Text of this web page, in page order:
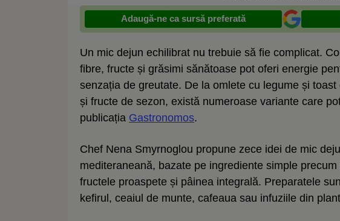
Adaugă-ne ca sursă preferată
Un mic dejun echilibrat nu trebuie să fie complicat.
fibre, fructe și grăsimi sănătoase pot oferi energie
senzația de greutate. De la omlete cu legume și
și fructe de sezon, există numeroase variante care
publicația Gastronomos.
Chef Nena Smyrnoglou propune zece idei de mic
mediteraneană, bazate pe ingrediente simple
fructele proaspete și pâinea integrală. Preparatele
kefirul, ceaiul de munte, cafeaua sau infuziile din